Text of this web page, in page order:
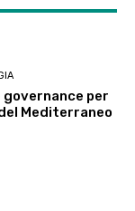
governance per
Mediterraneo